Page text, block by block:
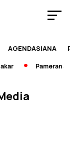
AGENDASIANA
Pameran